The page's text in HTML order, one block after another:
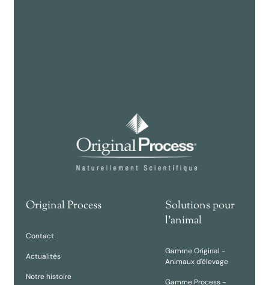
Original Process
Contact
Actualités
Notre histoire
Solutions pour
l'animal
Gamme Original -
Animaux d'élevage
Gamme Process -